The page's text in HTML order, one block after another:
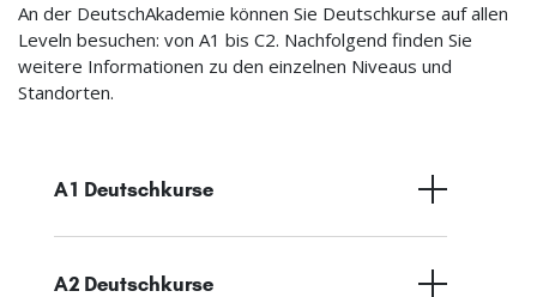
An der DeutschAkademie können Sie Deutschkurse auf allen
Leveln besuchen: von A1 bis C2. Nachfolgend finden Sie
weitere Informationen zu den einzelnen Niveaus und
Standorten.
A1 Deutschkurse
A2 Deutschkurse